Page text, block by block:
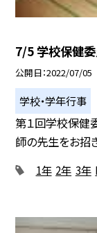
7/5 学校保健委
公開日 2022/07/05
学校・学年行事
第１回学校保健
師の先生をお招
1年 2年 3年